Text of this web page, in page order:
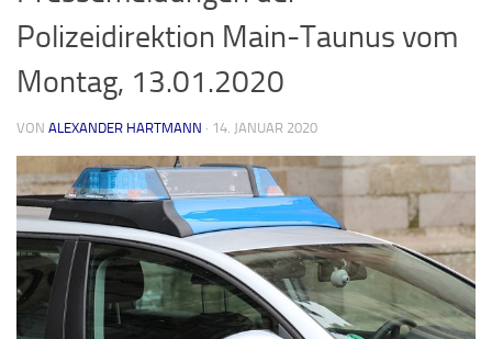
Polizeidirektion Main-Taunus vom
Montag, 13.01.2020
VON ALEXANDER HARTMANN · 14. JANUAR 2020